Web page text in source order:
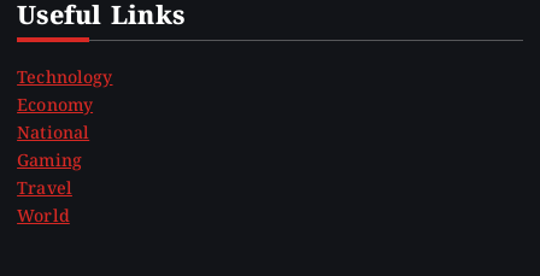
Useful Links
Technology
Economy
National
Gaming
Travel
World